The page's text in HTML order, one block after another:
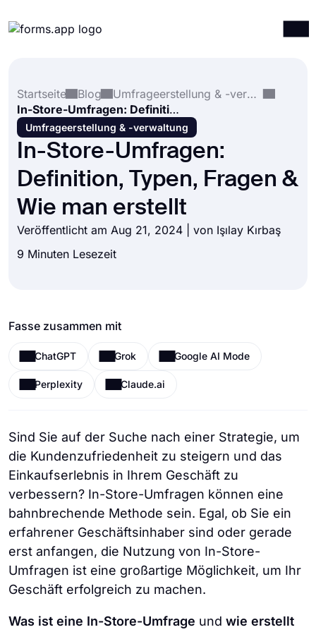
Integrationen
Vorlagen
Ressourcen
Preise
Startseite
Blog
Umfrageerstellung & -verwaltung
In-Store-Umfragen: Definition, Typen, Fragen & Wie man erstellt
Umfrageerstellung & -verwaltung
In-Store-Umfragen:
Definition, Typen, Fragen &
Wie man erstellt
Veröffentlicht am Aug 21, 2024 | von Işılay Kırbaş
9 Minuten Lesezeit
Fasse zusammen mit
ChatGPT Grok Google AI Mode
Perplexity Claude.ai
Sind Sie auf der Suche nach einer Strategie, um
die Kundenzufriedenheit zu steigern und das
Einkaufserlebnis in Ihrem Geschäft zu
verbessern? In-Store-Umfragen können eine
bahnbrechende Methode sein. Egal, ob Sie ein
erfahrener Geschäftsinhaber sind oder gerade
erst anfangen, die Nutzung von In-Store-
Umfragen ist eine großartige Möglichkeit, um Ihr
Geschäft erfolgreich zu machen.
Was ist eine In-Store-Umfrage und wie erstellt